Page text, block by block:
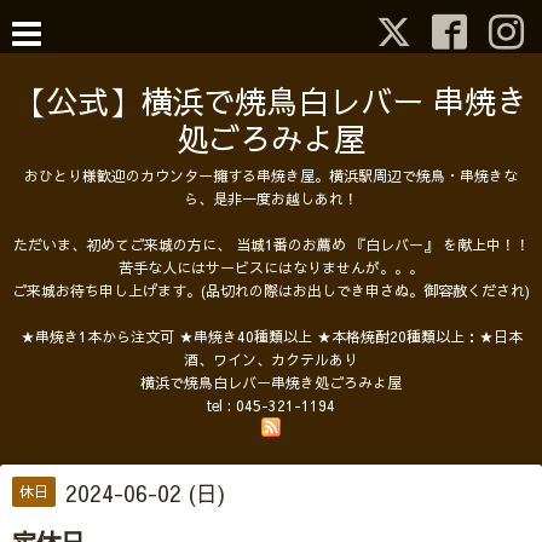
【公式】横浜で焼鳥白レバー 串焼き
処ごろみよ屋
おひとり様歓迎のカウンター擁する串焼き屋。横浜駅周辺で焼鳥・串焼きな
ら、是非一度お越しあれ！
ただいま、初めてご来城の方に、 当城1番のお薦め 『白レバー』 を献上中！！
苦手な人にはサービスにはなりませんが。。。
ご来城お待ち申し上げます。(品切れの際はお出しでき申さぬ。御容赦くだされ)
★串焼き1本から注文可 ★串焼き40種類以上 ★本格焼酎20種類以上：★日本
酒、ワイン、カクテルあり
横浜で焼鳥白レバー串焼き処ごろみよ屋
tel : 045-321-1194
休日 2024-06-02 (日)